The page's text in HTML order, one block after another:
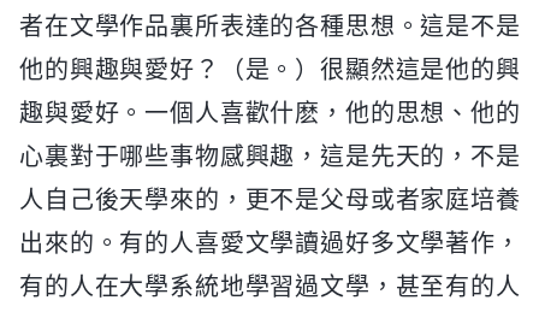
者在文學作品裏所表達的各種思想。這是不是
他的興趣與愛好？（是。）很顯然這是他的興
趣與愛好。一個人喜歡什麽，他的思想、他的
心裏對于哪些事物感興趣，這是先天的，不是
人自己後天學來的，更不是父母或者家庭培養
出來的。有的人喜愛文學讀過好多文學著作，
有的人在大學系統地學習過文學，甚至有的人